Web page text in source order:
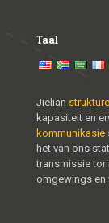
Taal
Jielian
kapasiteit en
kommunikasie
het van ons
transmissie
omgewings